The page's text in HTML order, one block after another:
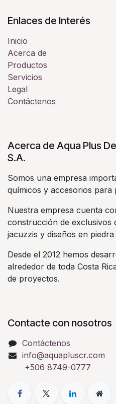
Enlaces de Interés
Inicio
Acerca de
Productos
Servicios
Legal
Contáctenos
Acerca de Aqua Plus
S.A.
Somos una empresa
químicos y accesorios para
Nuestra empresa cuenta
construcción de exclusivos
jacuzzis y diseños en piedra
Desde el 2012 hemos
alrededor de toda Costa
de proyectos.
Contacte con nosotros
Contáctenos
info@aquapluscr.com
+506 8749-0777